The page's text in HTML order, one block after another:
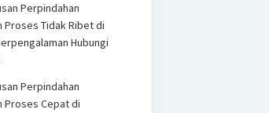
Perpindahan
Proses Tidak Ribet di
Hubungi
Perpindahan
Proses Cepat di